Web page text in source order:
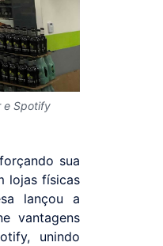
e Spotify
sua
lojas físicas
lançou a
vantagens
unindo